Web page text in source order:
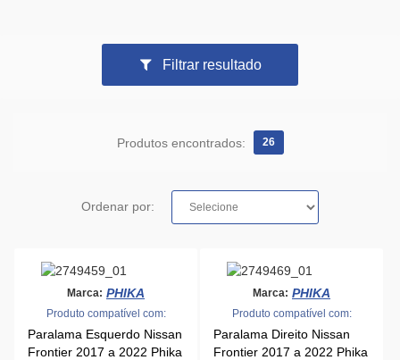
Filtrar resultado
Produtos encontrados: 26
Ordenar por:
Marca: PHIKA
Produto compatível com:
Paralama Esquerdo Nissan
Frontier 2017 a 2022 Phika
Marca: PHIKA
Produto compatível com:
Paralama Direito Nissan
Frontier 2017 a 2022 Phika